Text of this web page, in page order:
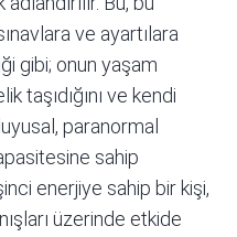
ve ayartılara
gibi; onun yaşam
taşıdığını ve kendi
paranormal
sahip
enerjiye sahip bir kişi,
üzerinde etkide